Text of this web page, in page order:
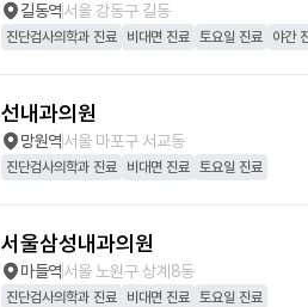
길동역서울 강동구 길동
진단검사의학과 진료 비대면 진료 토요일 진료 야간
선내과의원
망원역서울 마포구 서교동
진단검사의학과 진료 비대면 진료 토요일 진료
서울삼성내과의원
마들역서울 노원구 상계8동
진단검사의학과 진료 비대면 진료 토요일 진료